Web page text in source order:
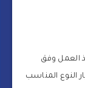
العمل وفق
النوع المناسب